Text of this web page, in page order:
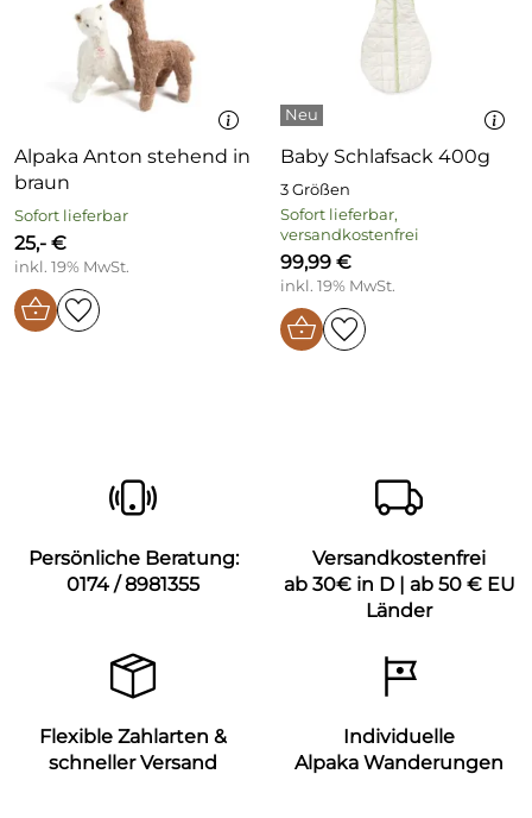
Alpaka Anton stehend in
braun
Sofort lieferbar
25,- €
inkl. 19% MwSt.
Baby Schlafsack 400g
3 Größen
Sofort lieferbar,
versandkostenfrei
99,99 €
inkl. 19% MwSt.
Persönliche Beratung:
0174 / 8981355
Versandkostenfrei
ab 30€ in D | ab 50 € EU
Länder
Flexible Zahlarten &
schneller Versand
Individuelle
Alpaka Wanderungen